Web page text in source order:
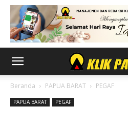
Beranda PAPUA BARAT PEGAF
PAPUA BARAT PEGAF